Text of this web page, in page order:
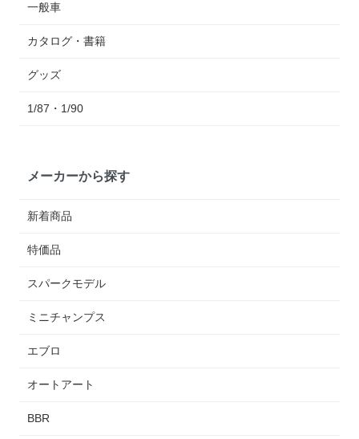
一般車
カタログ・書籍
グッズ
1/87・1/90
メーカーから探す
新着商品
特価品
スパークモデル
ミニチャンプス
エブロ
オートアート
BBR